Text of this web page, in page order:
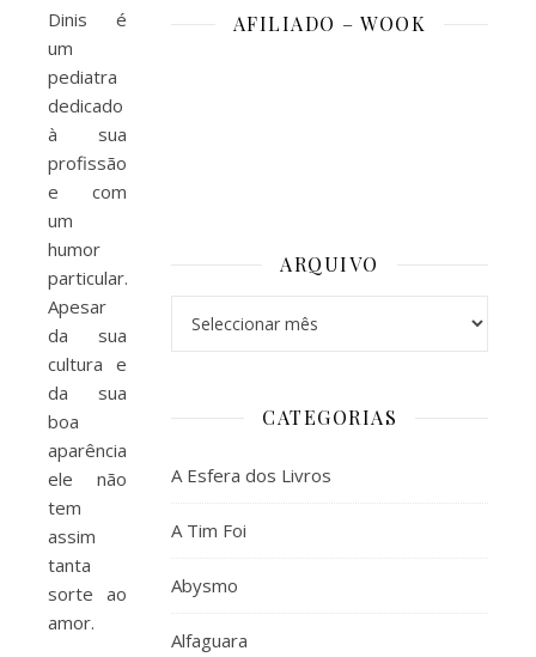
Dinis é
um
pediatra
dedicado
à sua
profissão
e com
um
humor
particular.
Apesar
da sua
cultura e
da sua
boa
aparência,
ele não
tem
assim
tanta
sorte ao
amor.
AFILIADO – WOOK
ARQUIVO
CATEGORIAS
A Esfera dos Livros
A Tim Foi
Abysmo
Alfaguara